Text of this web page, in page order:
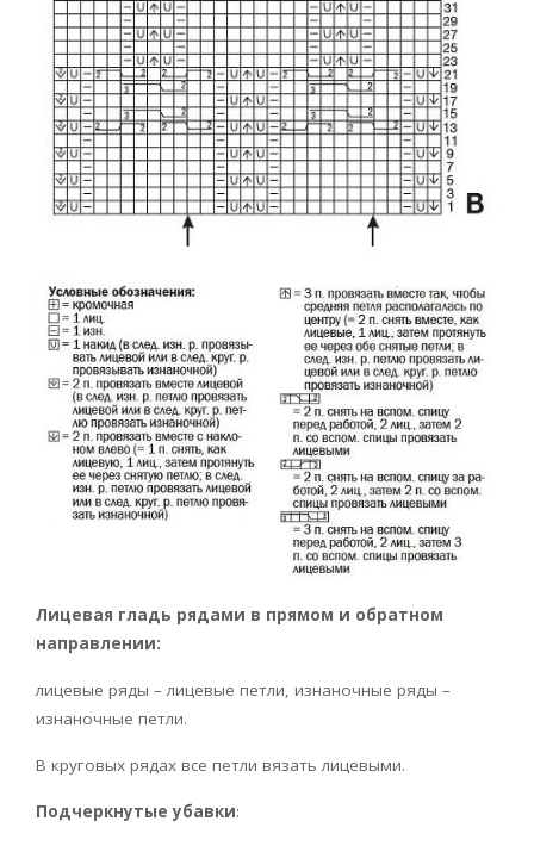
Лицевая гладь рядами в прямом и обратном
направлении:
лицевые ряды – лицевые петли, изнаночные ряды –
изнаночные петли.
В круговых рядах все петли вязать лицевыми.
Подчеркнутые убавки: